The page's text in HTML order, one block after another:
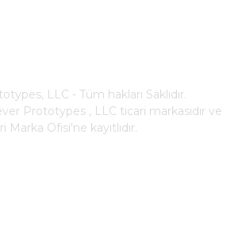
LLC - Tüm hakları Saklıdır.
Prototypes , LLC ticari markasıdır ve
Ofisi'ne kayıtlıdır.